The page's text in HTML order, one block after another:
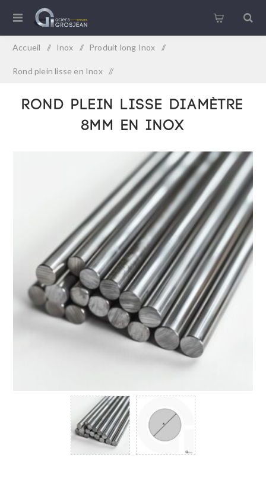
Accueil / Inox / Produit long Inox /
Rond plein lisse en Inox /
Rond plein lisse diamètre
8mm en Inox